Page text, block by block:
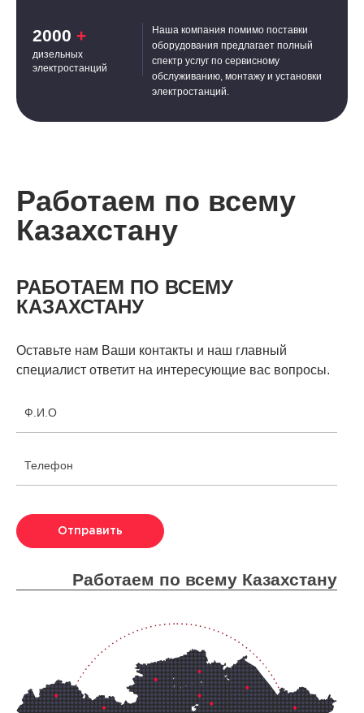
2000 +
дизельных
электростанций
Наша компания помимо поставки
оборудования предлагает полный
спектр услуг по сервисному
обслуживанию, монтажу и установки
электростанций.
Работаем по всему
Казахстану
РАБОТАЕМ ПО ВСЕМУ
КАЗАХСТАНУ
Оставьте нам Ваши контакты и наш главный
специалист ответит на интересующие вас вопросы.
Ф.И.О
Телефон
Отправить
Работаем по всему Казахстану